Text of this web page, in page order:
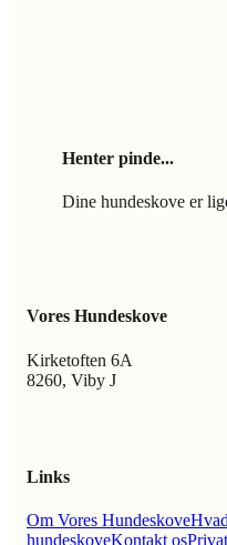
Henter pinde...
Dine hundeskove er
Vores Hundeskove
Kirketoften 6A
8260, Viby J
Links
Om Vores Hundeskove
hundeskoveKontakt os